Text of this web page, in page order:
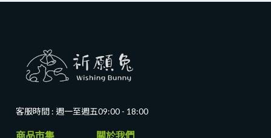
客服時間 : 週一至週五09:00 - 18:00
商品市集 關於我們